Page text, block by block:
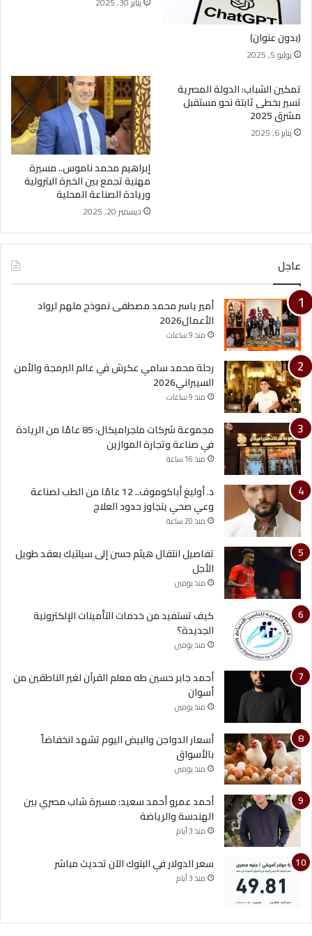
(بدون عنوان)
يوليو 5, 2025
تمكين الشباب: الدولة المصرية
تسير بخطى ثابتة نحو مستقبل
مشرق 2025
يناير 6, 2025
إبراهيم محمد ناموس.. مسيرة
مهنية تجمع بين الخبرة البترولية
وريادة الصناعة المحلية
ديسمبر 20, 2025
عاجل
أمير ياسر محمد مصطفى نموذج ملهم لرواد
الأعمال2026
منذ 9 ساعات
رحلة محمد سامي عكرش في عالم البرمجة والأمن
السيبراني2026
منذ 9 ساعات
مجموعة شركات ملجراميكال: 85 عامًا من الريادة
في صناعة وتجارة الموازين
منذ 16 ساعة
د. أوليغ أباكوموف.. 12 عامًا من الطب لصناعة
وعي صحي يتجاوز حدود العلاج
منذ 20 ساعة
تفاصيل انتقال هيثم حسن إلى سيلتيك بعقد طويل
الأجل
منذ يومين
كيف تستفيد من خدمات التأمينات الإلكترونية
الجديدة؟
منذ يومين
أحمد جابر حسين طه معلم القرآن لغير الناطقين من
أسوان
منذ يومين
أسعار الدواجن والبيض اليوم تشهد انخفاضاً
بالأسواق
منذ يومين
أحمد عمرو أحمد سعيد: مسيرة شاب مصري بين
الهندسة والرياضة
منذ 3 أيام
سعر الدولار في البنوك الآن تحديث مباشر
منذ 3 أيام